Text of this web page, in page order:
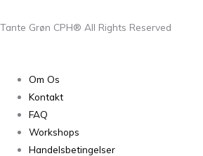
Tante Grøn CPH® All Rights Reserved
Om Os
Kontakt
FAQ
Workshops
Handelsbetingelser